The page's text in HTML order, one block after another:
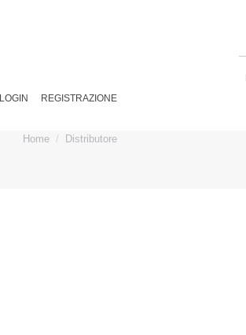
LOGIN REGISTRAZIONE
ARCHIVES:
You are here:
Home Distributore